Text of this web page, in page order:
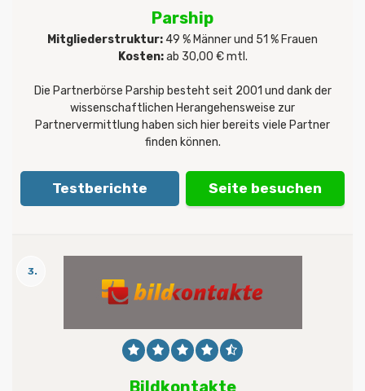
Parship
Mitgliederstruktur: 49 % Männer und 51 % Frauen
Kosten:ab 30,00 € mtl.
Die Partnerbörse Parship besteht seit 2001 und dank der
wissenschaftlichen Herangehensweise zur
Partnervermittlung haben sich hier bereits viele Partner
finden können.
Testberichte Seite besuchen
3.
Bildkontakte